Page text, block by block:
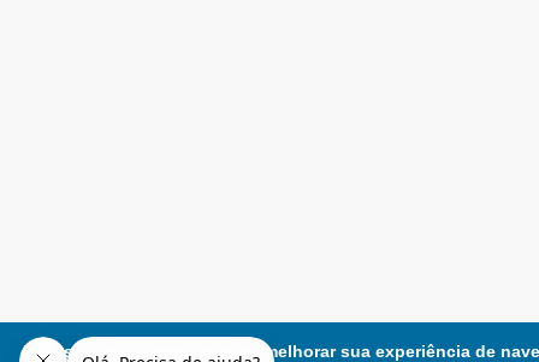
Este site utiliza cookies para melhorar sua experiência de